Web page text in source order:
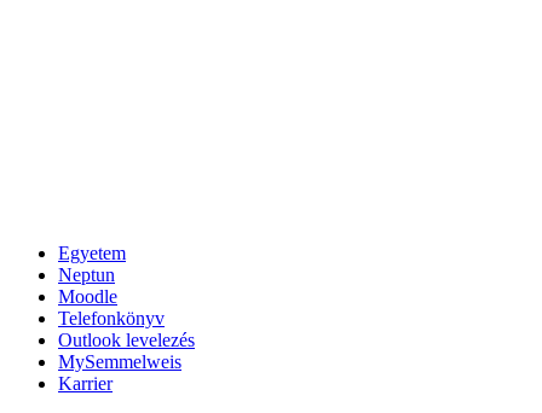
Egyetem
Neptun
Moodle
Telefonkönyv
Outlook levelezés
MySemmelweis
Karrier